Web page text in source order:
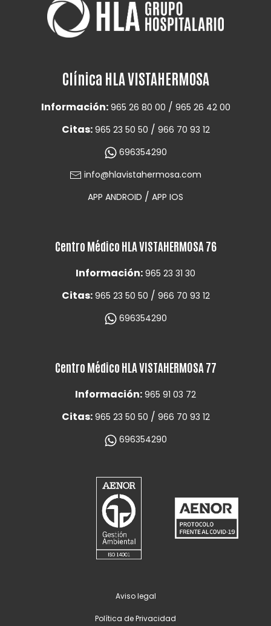
Clínica HLA VISTAHERMOSA
Información: 965 26 80 00 / 965 26 42 00
Citas: 965 23 50 50 / 966 70 93 12
696354290
info@hlavistahermosa.com
APP ANDROID / APP IOS
Centro Médico HLA VISTAHERMOSA 76
Información: 965 23 31 30
Citas: 965 23 50 50 / 966 70 93 12
696354290
Centro Médico HLA VISTAHERMOSA 77
Información: 965 91 03 72
Citas: 965 23 50 50 / 966 70 93 12
696354290
Aviso legal
Política de Privacidad